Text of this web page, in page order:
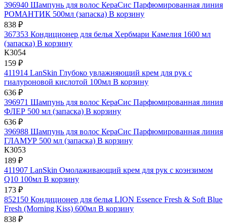
396940 Шампунь для волос КераСис Парфюмированная линия
РОМАНТИК 500мл (запаска) В корзину
838 ₽
367353 Кондиционер для белья Хербмари Камелия 1600 мл
(запаска) В корзину
К3054
159 ₽
411914 LanSkin Глубоко увлажняющий крем для рук с
гиалуроновой кислотой 100мл В корзину
636 ₽
396971 Шампунь для волос КераСис Парфюмированная линия
ФЛЕР 500 мл (запаска) В корзину
636 ₽
396988 Шампунь для волос КераСис Парфюмированная линия
ГЛАМУР 500 мл (запаска) В корзину
К3053
189 ₽
411907 LanSkin Омолаживающий крем для рук с коэнзимом
Q10 100мл В корзину
173 ₽
852150 Кондиционер для белья LION Essence Fresh & Soft Blue
Fresh (Morning Kiss) 600мл В корзину
838 ₽